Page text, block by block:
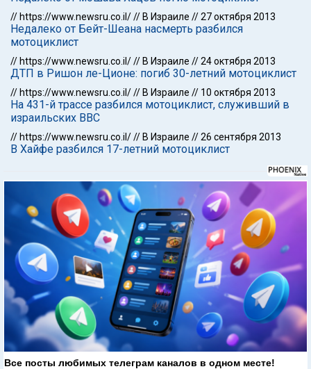
// https://www.newsru.co.il/// В Израиле //27 октября 2013
Недалеко от Бейт-Шеана насмерть разбился
мотоциклист
// https://www.newsru.co.il/// В Израиле //24 октября 2013
ДТП в Ришон ле-Ционе: погиб 30-летний мотоциклист
// https://www.newsru.co.il/// В Израиле // 10 октября 2013
На 431-й трассе разбился мотоциклист, служивший в
израильских ВВС
// https://www.newsru.co.il/// В Израиле //26 сентября 2013
В Хайфе разбился 17-летний мотоциклист
Все посты любимых телеграм каналов в одном месте!